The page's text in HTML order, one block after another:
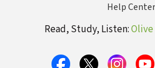
Help Center
Read, Study, Listen: